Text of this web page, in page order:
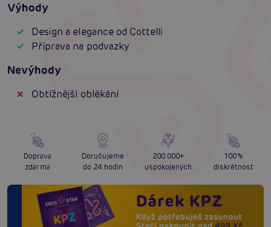
Výhody
Design a elegance od Cottelli
Příprava na podvazky
Nevýhody
Obtížnější oblékání
Doprava
zdarma
Doručujeme
do 24 hodin
200 000+
uspokojených
100%
diskrétnost